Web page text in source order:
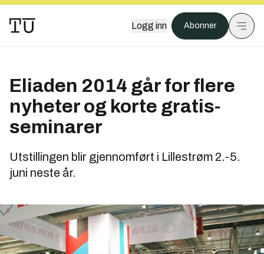
Logg inn Abonner
Eliaden 2014 går for flere
nyheter og korte gratis-
seminarer
Utstillingen blir gjennomført i Lillestrøm 2.-5.
juni neste år.